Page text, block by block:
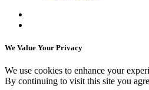
We Value Your Privacy
We use cookies to enhance your
By continuing to visit this site you